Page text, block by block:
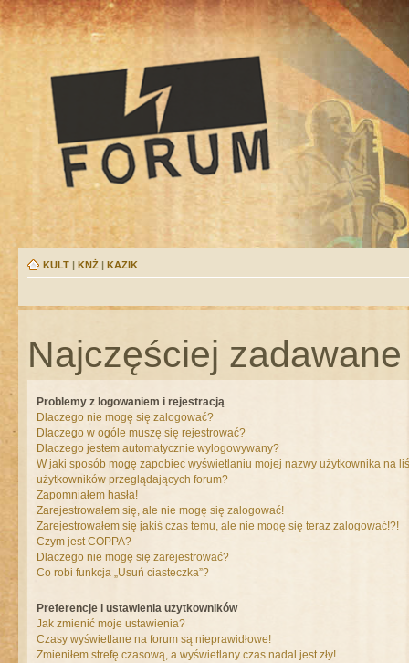
KULT | KNŻ | KAZIK
Najczęściej
Problemy z logowaniem i rejestracją
Dlaczego nie mogę się zalogować?
Dlaczego w ogóle muszę się rejestrować?
Dlaczego jestem automatycznie wylogowywany?
W jaki sposób mogę zapobiec wyświetlaniu mojej nazwy użytkownika na
użytkowników przeglądających forum?
Zapomniałem hasła!
Zarejestrowałem się, ale nie mogę się zalogować!
Zarejestrowałem się jakiś czas temu, ale nie mogę się teraz zalogować!?!
Czym jest COPPA?
Dlaczego nie mogę się zarejestrować?
Co robi funkcja „Usuń ciasteczka”?
Preferencje i ustawienia użytkowników
Jak zmienić moje ustawienia?
Czasy wyświetlane na forum są nieprawidłowe!
Zmieniłem strefę czasową, a wyświetlany czas nadal jest zły!